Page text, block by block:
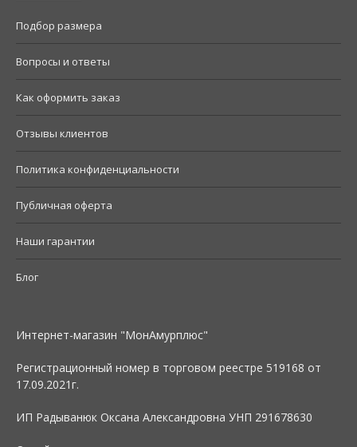
Подбор размера
Вопросы и ответы
Как оформить заказ
Отзывы клиентов
Политика конфиденциальности
Публичная оферта
Наши гарантии
Блог
Интернет-магазин "МонАмурплюс"
Регистрационный номер в торговом реестре 519168 от
17.09.2021г.
ИП Радыванюк Оксана Александровна УНП 291678630